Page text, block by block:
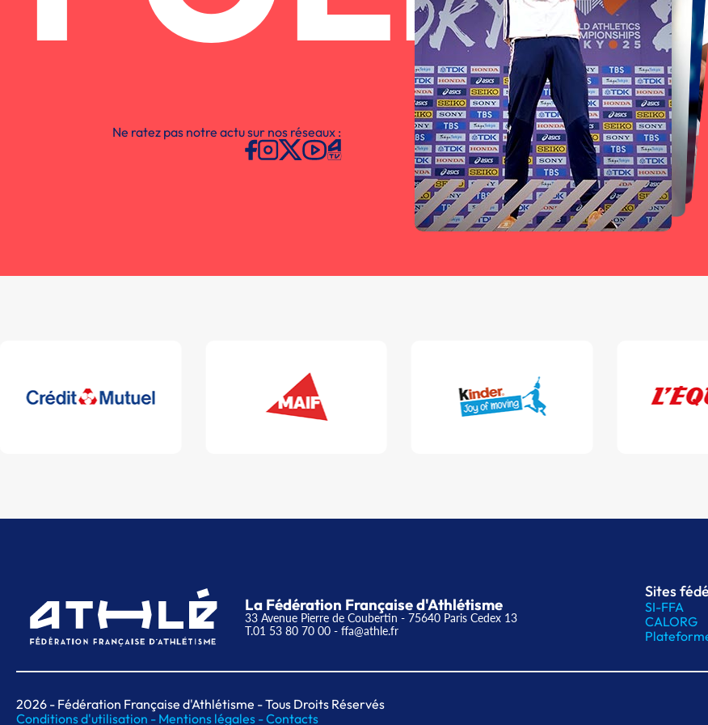
Ne ratez pas notre actu sur nos réseaux :
La Fédération Française d'Athlétisme
33 Avenue Pierre de Coubertin - 75640 Paris Cedex 13
T.01 53 80 70 00 - ffa@athle.fr
Sites
SI-FFA
CALORG
2026 - Fédération Française d'Athlétisme - Tous Droits Réservés
Conditions d'utilisation - Mentions légales -Contacts